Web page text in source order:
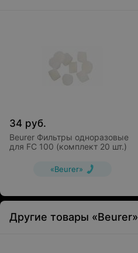
34 руб.
Beurer Фильтры одноразовые
для FC 100 (комплект 20 шт.)
«Beurer»
Другие товары «Beurer»